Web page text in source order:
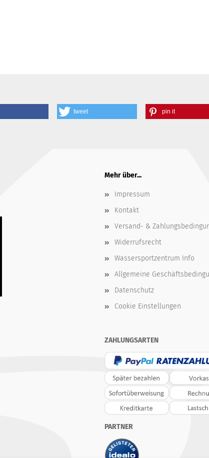
tweet pin it
Mehr über...
Impressum
Kontakt
Versand- &
Widerrufsrecht
Wassersportzentrum Info
Allgemeine
Datenschutz
Cookie Einstellungen
ZAHLUNGSARTEN
PARTNER